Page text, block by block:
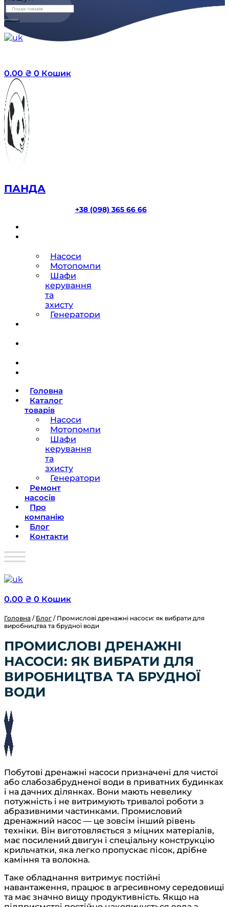
0.00 ₴ 0 Кошик
ПАНДА
+38 (098) 365 66 66
Насоси
Мотопомпи
Шафи
керування
та
зхисту
Генератори
Головна
Каталог
товарів
Насоси
Мотопомпи
Шафи
керування
та
зхисту
Генератори
Ремонт
насосів
Про
компанію
Блог
Контакти
0.00 ₴ 0 Кошик
Головна / Блог / Промислові дренажні насоси: як вибрати для
виробництва та брудної води
ПРОМИСЛОВІ ДРЕНАЖНІ
НАСОСИ: ЯК ВИБРАТИ ДЛЯ
ВИРОБНИЦТВА ТА БРУДНОЇ
ВОДИ
Побутові дренажні насоси призначені для чистої
або слабозабрудненої води в приватних будинках
і на дачних ділянках. Вони мають невелику
потужність і не витримують тривалої роботи з
абразивними частинками. Промисловий
дренажний насос — це зовсім інший рівень
техніки. Він виготовляється з міцних матеріалів,
має посилений двигун і спеціальну конструкцію
крильчатки, яка легко пропускає пісок, дрібне
каміння та волокна.
Таке обладнання витримує постійні
навантаження, працює в агресивному середовищі
та має значно вищу продуктивність. Якщо на